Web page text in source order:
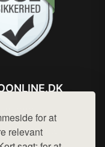
for at
relevant
hej@want.dk